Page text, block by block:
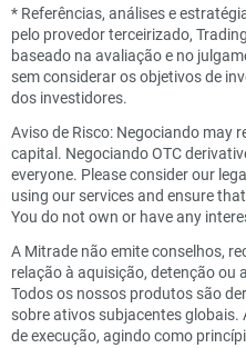
* Referências, análises e
pelo provedor terceirizado,
baseado na avaliação e no
sem considerar os objetivos de
dos investidores.
Aviso de Risco: Negociando may
capital. Negociando OTC
everyone. Please consider our
using our services and ensure
You do not own or have any
A Mitrade não emite conselhos,
relação à aquisição, detenção ou
Todos os nossos produtos são
sobre ativos subjacentes
de execução, agindo como